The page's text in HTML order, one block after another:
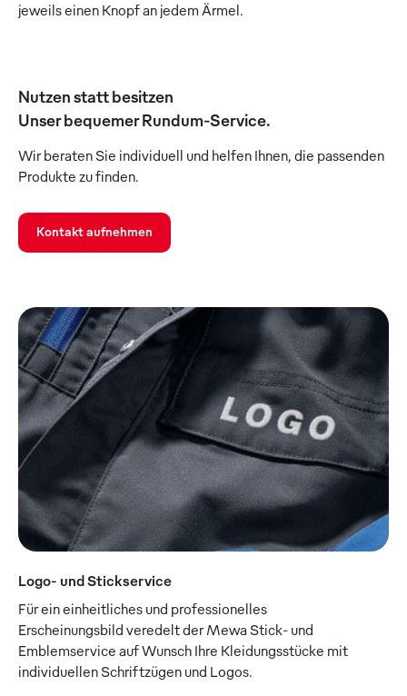
jeweils einen Knopf an jedem Ärmel.
Nutzen statt besitzen
Unser bequemer Rundum-Service.
Wir beraten Sie individuell und helfen Ihnen, die passenden
Produkte zu finden.
Kontakt aufnehmen
Logo- und Stickservice
Für ein einheitliches und professionelles
Erscheinungsbild veredelt der Mewa Stick- und
Emblemservice auf Wunsch Ihre Kleidungsstücke mit
individuellen Schriftzügen und Logos.